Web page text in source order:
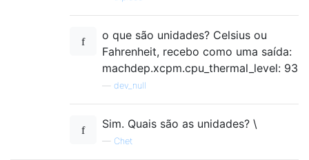
o que são unidades? Celsius ou
Fahrenheit, recebo como uma saída:
machdep.xcpm.cpu_thermal_level: 93
dev_null
Sim. Quais são as unidades? \
— Chet